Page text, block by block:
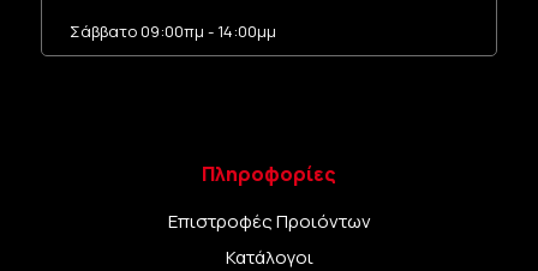
Σάββατο 09:00πμ - 14:00μμ
Πληροφορίες
Επιστροφές Προιόντων
Κατάλογοι